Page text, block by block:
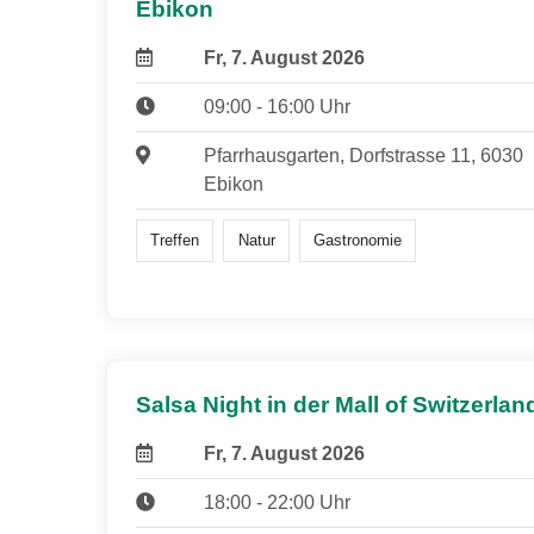
Ebikon
Fr, 7. August 2026
09:00 - 16:00 Uhr
Pfarrhausgarten, Dorfstrasse 11, 6030
Ebikon
Treffen Natur Gastronomie
Salsa Night in der Mall of
Fr, 7. August 2026
18:00 - 22:00 Uhr